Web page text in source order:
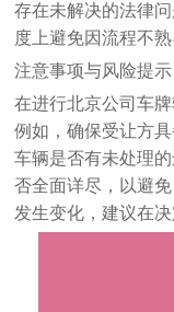
存在未解决的法律
度上避免因流程不熟
注意事项与风险提示
在进行北京公司车
例如，确保受让方
车辆是否有未处理
否全面详尽，以避
发生变化，建议在